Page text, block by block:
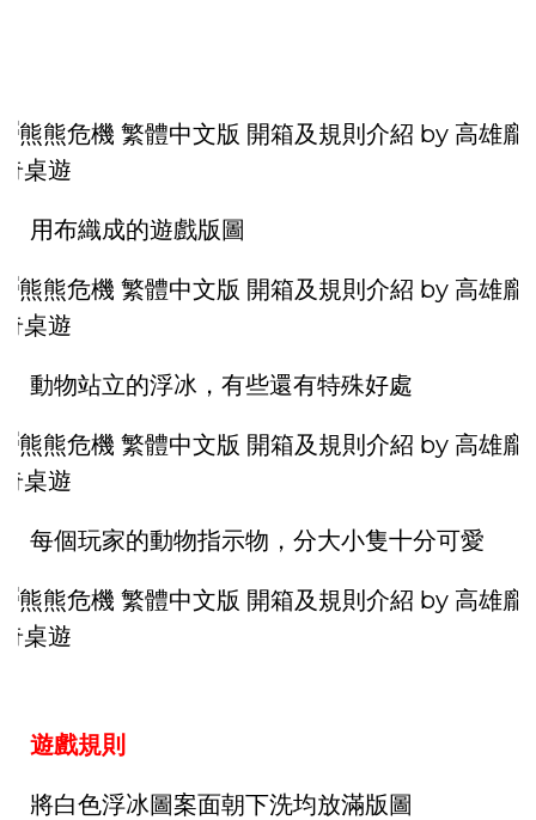
用布織成的遊戲版圖
動物站立的浮冰，有些還有特殊好處
每個玩家的動物指示物，分大小隻十分可愛
遊戲規則
將白色浮冰圖案面朝下洗均放滿版圖